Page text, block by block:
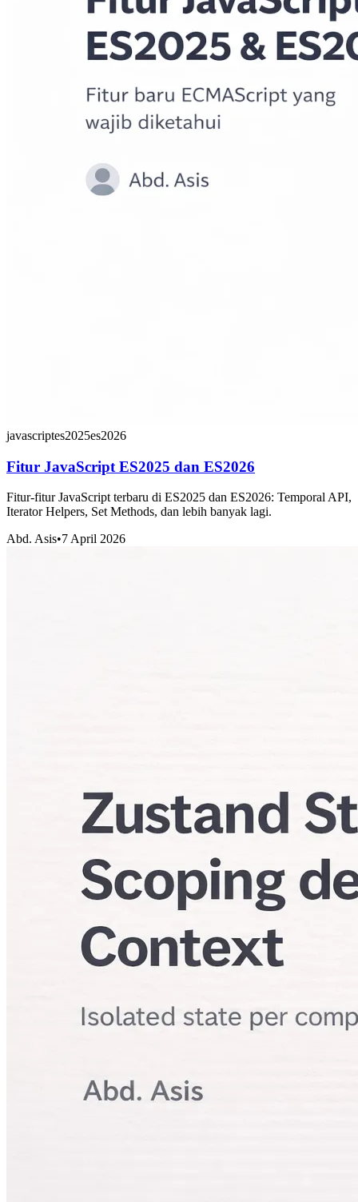
javascriptes2025es2026
Fitur JavaScript ES2025 dan ES2026
Fitur-fitur JavaScript terbaru di ES2025 dan ES2026: Temporal API,
Iterator Helpers, Set Methods, dan lebih banyak lagi.
Abd. Asis•7 April 2026